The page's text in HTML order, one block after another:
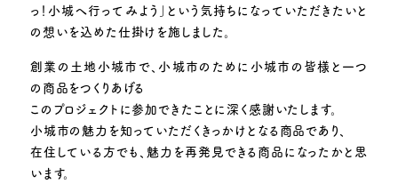
っ！小城へ行ってみよう」という気持ちになっていただきたいと
の想いを込めた仕掛けを施しました。
創業の土地小城市で、小城市のために小城市の皆様と一つ
の商品をつくりあげる
このプロジェクトに参加できたことに深く感謝いたします。
小城市の魅力を知っていただくきっかけとなる商品であり、
在住している方でも、魅力を再発見できる商品になったかと思
います。